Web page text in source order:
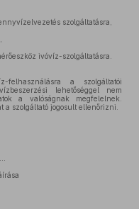
szolgáltatásra,
ivóvíz-szolgáltatásra.
a szolgáltatói
lehetőséggel nem
a valóságnak megfelelnek.
a szolgáltató jogosult ellenőrizni.